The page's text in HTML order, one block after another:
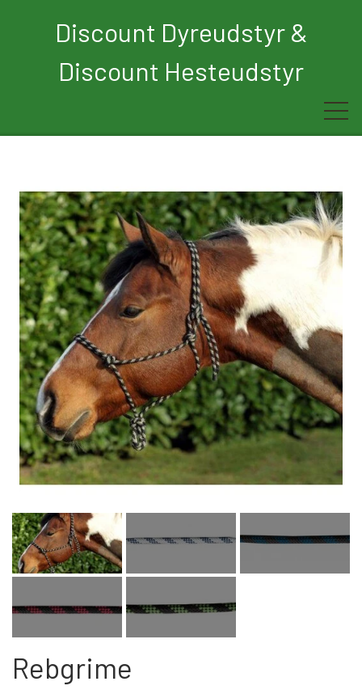
Discount Dyreudstyr &
Discount Hesteudstyr
Rytter
Hest
Børn
Hund
Kat
Nyhed
Gavekort
Retur
Rebgrime